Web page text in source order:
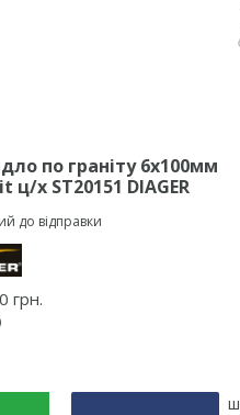
по граніту 6х100мм
ц/х ST20151 DIAGER
до відправки
грн.